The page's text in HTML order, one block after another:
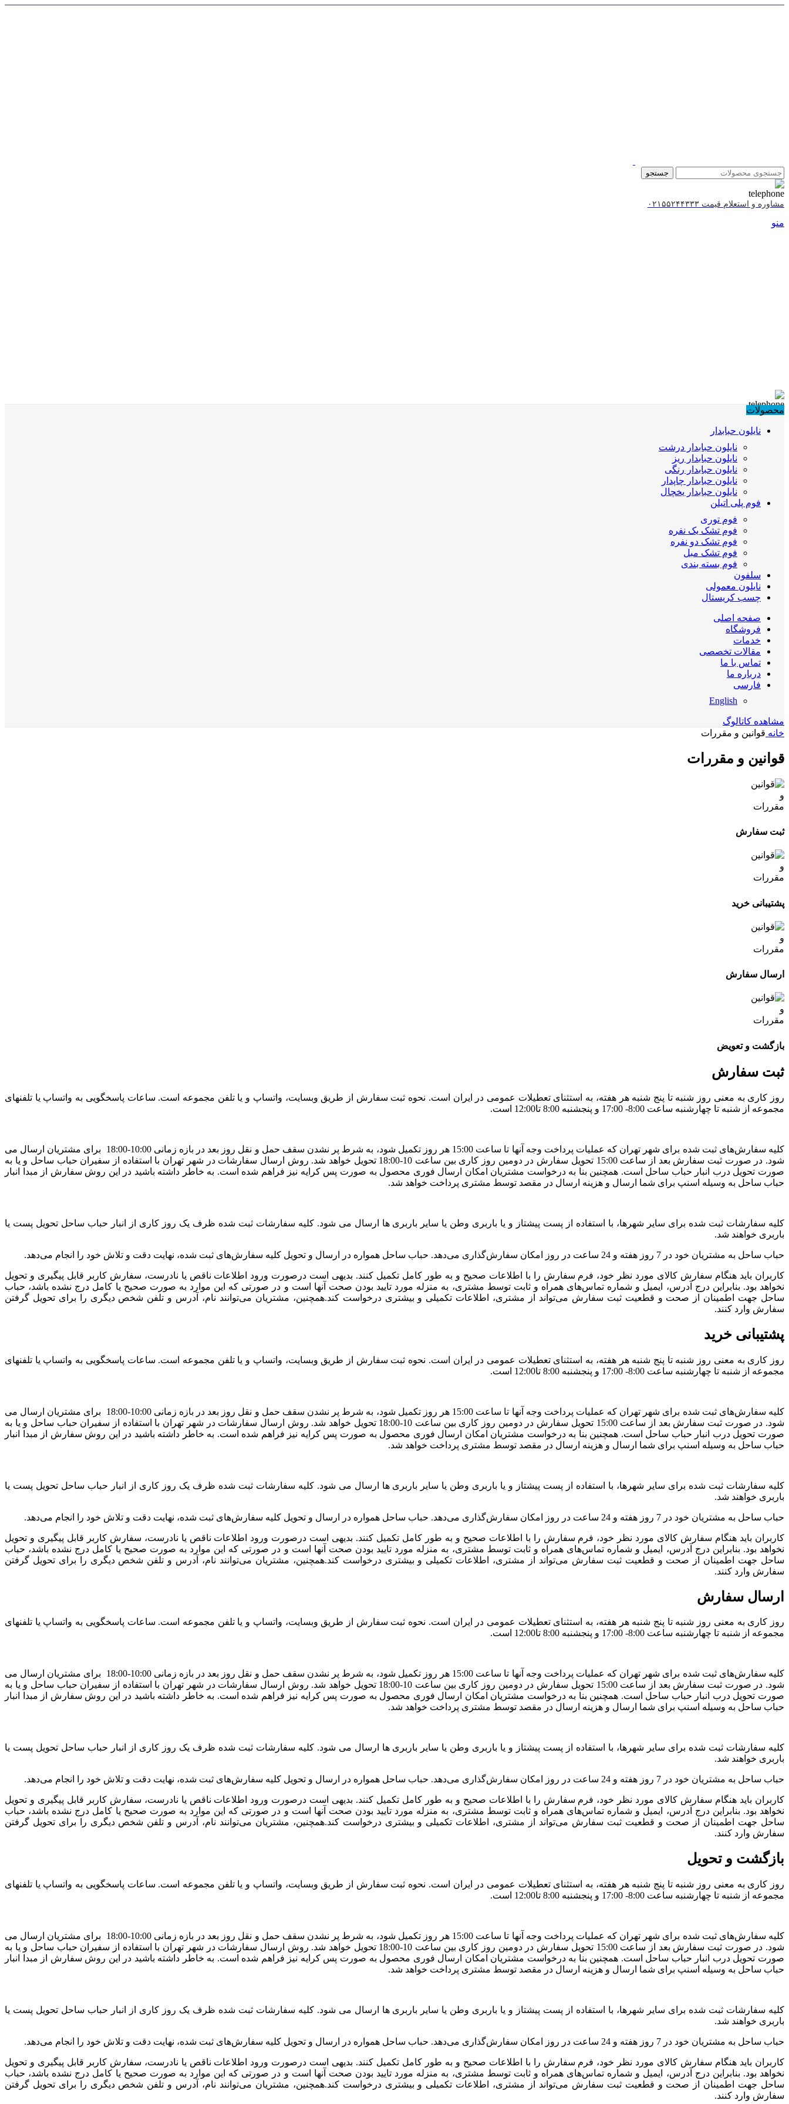
جستجو
مشاوره و استعلام قیمت ۰۲۱۵۵۲۴۴۳۳۳
منو
محصولات
نایلون حبابدار
نایلون حبابدار درشت
نایلون حبابدار ریز
نایلون حبابدار رنگی
نایلون حبابدار چاپدار
نایلون حبابدار یخچال
فوم پلی اتیلن
فوم توری
فوم تشک یک نفره
فوم تشک دو نفره
فوم تشک مبل
فوم بسته بندی
سلفون
نایلون معمولی
چسب کریستال
صفحه اصلی
فروشگاه
خدمات
مقالات تخصصی
تماس با ما
درباره ما
فارسی
English
مشاهده کاتالوگ
خانه قوانین و مقررات
قوانین و مقررات
ثبت سفارش
پشتیبانی خرید
ارسال سفارش
بازگشت و تعویض
ثبت سفارش
روز کاری به معنی روز شنبه تا پنج شنبه هر هفته، به استثنای تعطیلات عمومی در ایران است. نحوه ثبت سفارش از طریق وبسایت، واتساپ و یا تلفن مجموعه است. ساعات پاسخگویی به واتساپ یا تلفنهای
مجموعه از شنبه تا چهارشنبه ساعت 8:00- 17:00 و پنجشنبه 8:00 تا12:00 است.
کلیه سفارش‌های ثبت شده برای شهر تهران که عملیات پرداخت وجه آنها تا ساعت 15:00 هر روز تکمیل شود، به شرط پر نشدن سقف حمل و نقل روز بعد در بازه زمانی 10:00-18:00 برای مشتریان ارسال می
شود. در صورت ثبت سفارش بعد از ساعت 15:00 تحویل سفارش در دومین روز کاری بین ساعت 10-18:00 تحویل خواهد شد. روش ارسال سفارشات در شهر تهران با استفاده از سفیران حباب ساحل و یا به
صورت تحویل درب انبار حباب ساحل است. همچنین بنا به درخواست مشتریان امکان ارسال فوری محصول به صورت پس کرایه نیز فراهم شده است. به خاطر داشته باشید در این روش سفارش از مبدا انبار
حباب ساحل به وسیله اسنپ برای شما ارسال و هزینه ارسال در مقصد توسط مشتری پرداخت خواهد شد.
کلیه سفارشات ثبت شده برای سایر شهرها، با استفاده از پست پیشتاز و یا باربری وطن یا سایر باربری ها ارسال می شود. کلیه سفارشات ثبت شده ظرف یک روز کاری از انبار حباب ساحل تحویل پست یا
باربری خواهند شد.
حباب ساحل به مشتریان خود در 7 روز هفته و 24 ساعت در روز امکان سفارش‌گذاری می‌دهد. حباب ساحل همواره در ارسال و تحویل کلیه سفارش‌های ثبت شده، نهایت دقت و تلاش خود را انجام می‌دهد.
کاربران باید هنگام سفارش کالای مورد نظر خود، فرم سفارش را با اطلاعات صحیح و به طور کامل تکمیل کنند. بدیهی است درصورت ورود اطلاعات ناقص یا نادرست، سفارش کاربر قابل پیگیری و تحویل
نخواهد بود. بنابراین درج آدرس، ایمیل و شماره تماس‌های همراه و ثابت توسط مشتری، به منزله مورد تایید بودن صحت آنها است و در صورتی که این موارد به صورت صحیح یا کامل درج نشده باشد، حباب
ساحل جهت اطمینان از صحت و قطعیت ثبت سفارش می‌تواند از مشتری، اطلاعات تکمیلی و بیشتری درخواست کند.همچنین، مشتریان می‌توانند نام، آدرس و تلفن شخص دیگری را برای تحویل گرفتن
سفارش وارد کنند.
پشتیبانی خرید
روز کاری به معنی روز شنبه تا پنج شنبه هر هفته، به استثنای تعطیلات عمومی در ایران است. نحوه ثبت سفارش از طریق وبسایت، واتساپ و یا تلفن مجموعه است. ساعات پاسخگویی به واتساپ یا تلفنهای
مجموعه از شنبه تا چهارشنبه ساعت 8:00- 17:00 و پنجشنبه 8:00 تا12:00 است.
کلیه سفارش‌های ثبت شده برای شهر تهران که عملیات پرداخت وجه آنها تا ساعت 15:00 هر روز تکمیل شود، به شرط پر نشدن سقف حمل و نقل روز بعد در بازه زمانی 10:00-18:00 برای مشتریان ارسال می
شود. در صورت ثبت سفارش بعد از ساعت 15:00 تحویل سفارش در دومین روز کاری بین ساعت 10-18:00 تحویل خواهد شد. روش ارسال سفارشات در شهر تهران با استفاده از سفیران حباب ساحل و یا به
صورت تحویل درب انبار حباب ساحل است. همچنین بنا به درخواست مشتریان امکان ارسال فوری محصول به صورت پس کرایه نیز فراهم شده است. به خاطر داشته باشید در این روش سفارش از مبدا انبار
حباب ساحل به وسیله اسنپ برای شما ارسال و هزینه ارسال در مقصد توسط مشتری پرداخت خواهد شد.
کلیه سفارشات ثبت شده برای سایر شهرها، با استفاده از پست پیشتاز و یا باربری وطن یا سایر باربری ها ارسال می شود. کلیه سفارشات ثبت شده ظرف یک روز کاری از انبار حباب ساحل تحویل پست یا
باربری خواهند شد.
حباب ساحل به مشتریان خود در 7 روز هفته و 24 ساعت در روز امکان سفارش‌گذاری می‌دهد. حباب ساحل همواره در ارسال و تحویل کلیه سفارش‌های ثبت شده، نهایت دقت و تلاش خود را انجام می‌دهد.
کاربران باید هنگام سفارش کالای مورد نظر خود، فرم سفارش را با اطلاعات صحیح و به طور کامل تکمیل کنند. بدیهی است درصورت ورود اطلاعات ناقص یا نادرست، سفارش کاربر قابل پیگیری و تحویل
نخواهد بود. بنابراین درج آدرس، ایمیل و شماره تماس‌های همراه و ثابت توسط مشتری، به منزله مورد تایید بودن صحت آنها است و در صورتی که این موارد به صورت صحیح یا کامل درج نشده باشد، حباب
ساحل جهت اطمینان از صحت و قطعیت ثبت سفارش می‌تواند از مشتری، اطلاعات تکمیلی و بیشتری درخواست کند.همچنین، مشتریان می‌توانند نام، آدرس و تلفن شخص دیگری را برای تحویل گرفتن
سفارش وارد کنند.
ارسال سفارش
روز کاری به معنی روز شنبه تا پنج شنبه هر هفته، به استثنای تعطیلات عمومی در ایران است. نحوه ثبت سفارش از طریق وبسایت، واتساپ و یا تلفن مجموعه است. ساعات پاسخگویی به واتساپ یا تلفنهای
مجموعه از شنبه تا چهارشنبه ساعت 8:00- 17:00 و پنجشنبه 8:00 تا12:00 است.
کلیه سفارش‌های ثبت شده برای شهر تهران که عملیات پرداخت وجه آنها تا ساعت 15:00 هر روز تکمیل شود، به شرط پر نشدن سقف حمل و نقل روز بعد در بازه زمانی 10:00-18:00 برای مشتریان ارسال می
شود. در صورت ثبت سفارش بعد از ساعت 15:00 تحویل سفارش در دومین روز کاری بین ساعت 10-18:00 تحویل خواهد شد. روش ارسال سفارشات در شهر تهران با استفاده از سفیران حباب ساحل و یا به
صورت تحویل درب انبار حباب ساحل است. همچنین بنا به درخواست مشتریان امکان ارسال فوری محصول به صورت پس کرایه نیز فراهم شده است. به خاطر داشته باشید در این روش سفارش از مبدا انبار
حباب ساحل به وسیله اسنپ برای شما ارسال و هزینه ارسال در مقصد توسط مشتری پرداخت خواهد شد.
کلیه سفارشات ثبت شده برای سایر شهرها، با استفاده از پست پیشتاز و یا باربری وطن یا سایر باربری ها ارسال می شود. کلیه سفارشات ثبت شده ظرف یک روز کاری از انبار حباب ساحل تحویل پست یا
باربری خواهند شد.
حباب ساحل به مشتریان خود در 7 روز هفته و 24 ساعت در روز امکان سفارش‌گذاری می‌دهد. حباب ساحل همواره در ارسال و تحویل کلیه سفارش‌های ثبت شده، نهایت دقت و تلاش خود را انجام می‌دهد.
کاربران باید هنگام سفارش کالای مورد نظر خود، فرم سفارش را با اطلاعات صحیح و به طور کامل تکمیل کنند. بدیهی است درصورت ورود اطلاعات ناقص یا نادرست، سفارش کاربر قابل پیگیری و تحویل
نخواهد بود. بنابراین درج آدرس، ایمیل و شماره تماس‌های همراه و ثابت توسط مشتری، به منزله مورد تایید بودن صحت آنها است و در صورتی که این موارد به صورت صحیح یا کامل درج نشده باشد، حباب
ساحل جهت اطمینان از صحت و قطعیت ثبت سفارش می‌تواند از مشتری، اطلاعات تکمیلی و بیشتری درخواست کند.همچنین، مشتریان می‌توانند نام، آدرس و تلفن شخص دیگری را برای تحویل گرفتن
سفارش وارد کنند.
بازگشت و تحویل
روز کاری به معنی روز شنبه تا پنج شنبه هر هفته، به استثنای تعطیلات عمومی در ایران است. نحوه ثبت سفارش از طریق وبسایت، واتساپ و یا تلفن مجموعه است. ساعات پاسخگویی به واتساپ یا تلفنهای
مجموعه از شنبه تا چهارشنبه ساعت 8:00- 17:00 و پنجشنبه 8:00 تا12:00 است.
کلیه سفارش‌های ثبت شده برای شهر تهران که عملیات پرداخت وجه آنها تا ساعت 15:00 هر روز تکمیل شود، به شرط پر نشدن سقف حمل و نقل روز بعد در بازه زمانی 10:00-18:00 برای مشتریان ارسال می
شود. در صورت ثبت سفارش بعد از ساعت 15:00 تحویل سفارش در دومین روز کاری بین ساعت 10-18:00 تحویل خواهد شد. روش ارسال سفارشات در شهر تهران با استفاده از سفیران حباب ساحل و یا به
صورت تحویل درب انبار حباب ساحل است. همچنین بنا به درخواست مشتریان امکان ارسال فوری محصول به صورت پس کرایه نیز فراهم شده است. به خاطر داشته باشید در این روش سفارش از مبدا انبار
حباب ساحل به وسیله اسنپ برای شما ارسال و هزینه ارسال در مقصد توسط مشتری پرداخت خواهد شد.
کلیه سفارشات ثبت شده برای سایر شهرها، با استفاده از پست پیشتاز و یا باربری وطن یا سایر باربری ها ارسال می شود. کلیه سفارشات ثبت شده ظرف یک روز کاری از انبار حباب ساحل تحویل پست یا
باربری خواهند شد.
حباب ساحل به مشتریان خود در 7 روز هفته و 24 ساعت در روز امکان سفارش‌گذاری می‌دهد. حباب ساحل همواره در ارسال و تحویل کلیه سفارش‌های ثبت شده، نهایت دقت و تلاش خود را انجام می‌دهد.
کاربران باید هنگام سفارش کالای مورد نظر خود، فرم سفارش را با اطلاعات صحیح و به طور کامل تکمیل کنند. بدیهی است درصورت ورود اطلاعات ناقص یا نادرست، سفارش کاربر قابل پیگیری و تحویل
نخواهد بود. بنابراین درج آدرس، ایمیل و شماره تماس‌های همراه و ثابت توسط مشتری، به منزله مورد تایید بودن صحت آنها است و در صورتی که این موارد به صورت صحیح یا کامل درج نشده باشد، حباب
ساحل جهت اطمینان از صحت و قطعیت ثبت سفارش می‌تواند از مشتری، اطلاعات تکمیلی و بیشتری درخواست کند.همچنین، مشتریان می‌توانند نام، آدرس و تلفن شخص دیگری را برای تحویل گرفتن
سفارش وارد کنند.